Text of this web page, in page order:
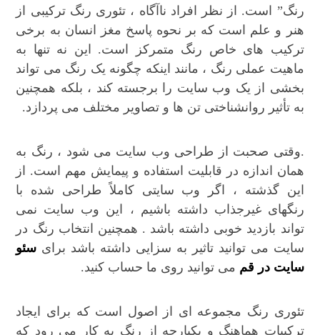
رنگ” است. از نظر افراد ناآگاه ، تئوری رنگ ترکیبی از
هنر و علم است که بر نحوه پاسخ مغز انسان به برخی
ترکیب های خاص رنگ متمرکز است. این نه تنها به
ماهیت عملی رنگ ، مانند اینکه چگونه یک رنگ می تواند
بخشی از یک وب سایت را برجسته کند ، بلکه همچنین
به تأثیر روانشناختی تن ها و تصاویر مختلف می پردازد.
.وقتی صحبت از طراحی وب سایت می شود ، رنگ به
همان اندازه در قابلیت استفاده و پیمایش مهم است. از
این گذشته ، اگر وب سایتی کاملاً طراحی شده با
رنگهای غیرجذاب داشته باشیم ، این وب سایت نمی
تواند بازدید خوبی داشته باشد . همچنین انتخاب رنگ در
سایت می توانید تاثیر به سزایی داشته باشد برای سئو
سایت در قم می توانید روی ما حساب کنید.
تئوری رنگ مجموعه ای از اصول است که برای ایجاد
ترکیبات هماهنگ و یکپارچه از رنگ به کار می رود که